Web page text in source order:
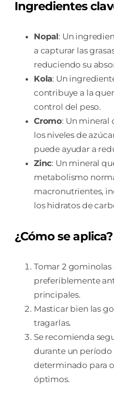
Ingredientes
Nopal: Un
a capturar las
reduciendo su
Kola: Un
contribuye a la
control del peso.
Cromo: Un mineral
los niveles de
puede ayudar a
Zinc: Un mineral
metabolismo
macronutrientes,
los hidratos de
¿Cómo se aplica?
Tomar 2 gominolas
preferiblemente
principales.
Masticar bien las
tragarlas.
Se recomienda
durante un
determinado para
óptimos.